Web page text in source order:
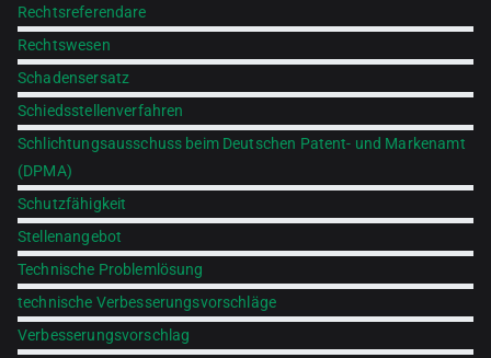
Rechtsreferendare
Rechtswesen
Schadensersatz
Schiedsstellenverfahren
Schlichtungsausschuss beim Deutschen Patent- und Markenamt
(DPMA)
Schutzfähigkeit
Stellenangebot
Technische Problemlösung
technische Verbesserungsvorschläge
Verbesserungsvorschlag